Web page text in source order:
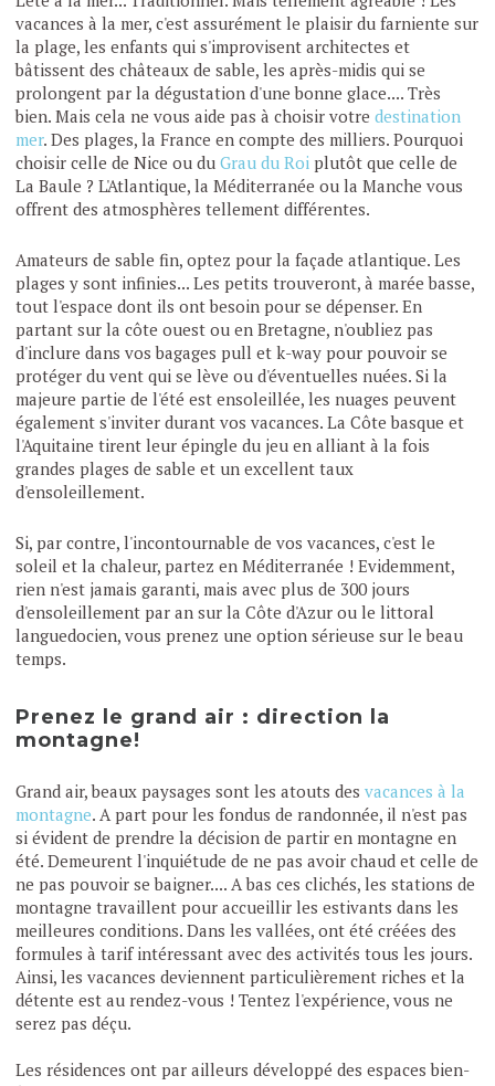
vacances à la mer, c'est assurément le plaisir du farniente sur
la plage, les enfants qui s'improvisent architectes et
bâtissent des châteaux de sable, les après-midis qui se
prolongent par la dégustation d'une bonne glace.... Très
bien. Mais cela ne vous aide pas à choisir votredestination
mer. Des plages, la France en compte des milliers. Pourquoi
choisir celle de Nice ou duGrau du Roi plutôt que celle de
La Baule ? L'Atlantique, la Méditerranée ou la Manche vous
offrent des atmosphères tellement différentes.
Amateurs de sable fin, optez pour la façade atlantique. Les
plages y sont infinies... Les petits trouveront, à marée basse,
tout l'espace dont ils ont besoin pour se dépenser. En
partant sur la côte ouest ou en Bretagne, n'oubliez pas
d'inclure dans vos bagages pull et k-way pour pouvoir se
protéger du vent qui se lève ou d'éventuelles nuées. Si la
majeure partie de l'été est ensoleillée, les nuages peuvent
également s'inviter durant vos vacances. La Côte basque et
l'Aquitaine tirent leur épingle du jeu en alliant à la fois
grandes plages de sable et un excellent taux
d'ensoleillement.
Si, par contre, l'incontournable de vos vacances, c'est le
soleil et la chaleur, partez en Méditerranée ! Evidemment,
rien n'est jamais garanti, mais avec plus de 300 jours
d'ensoleillement par an sur la Côte d'Azur ou le littoral
languedocien, vous prenez une option sérieuse sur le beau
temps.
Prenez le grand air : direction la
montagne!
Grand air, beaux paysages sont les atouts desvacances à la
montagne. A part pour les fondus de randonnée, il n'est pas
si évident de prendre la décision de partir en montagne en
été. Demeurent l'inquiétude de ne pas avoir chaud et celle de
ne pas pouvoir se baigner.... A bas ces clichés, les stations de
montagne travaillent pour accueillir les estivants dans les
meilleures conditions. Dans les vallées, ont été créées des
formules à tarif intéressant avec des activités tous les jours.
Ainsi, les vacances deviennent particulièrement riches et la
détente est au rendez-vous ! Tentez l'expérience, vous ne
serez pas déçu.
Les résidences ont par ailleurs développé des espaces bien-